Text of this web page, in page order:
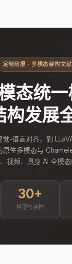
定制研报 · 多模态架构文
态统
构发展
觉-语言对齐，到
原生多模态与
视频、具身 AI 全模
30+
模型与架构